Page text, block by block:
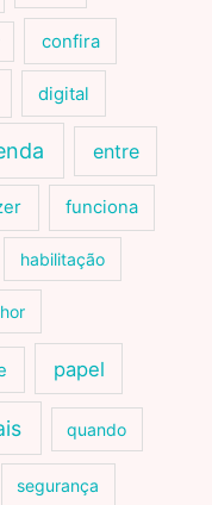
confira
digital
entre
funciona
habilitação
papel
quando
segurança